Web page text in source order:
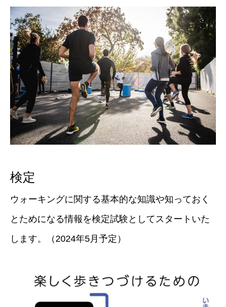
検定
ウォーキングに関する基本的な知識や知っておく
とためになる情報を検定試験としてスタートいた
します。（2024年5月予定）